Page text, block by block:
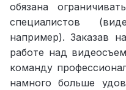
обязана
специалистов
например). Заказав
работе над
команду
намного больше